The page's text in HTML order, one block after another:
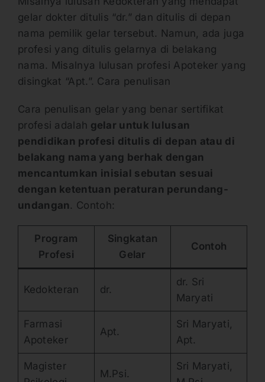
gelar dokter ditulis “dr.” dan ditulis di depan
nama pemilik gelar tersebut. Namun, ada juga
profesi yang ditulis gelarnya di belakang
nama. Misalnya lulusan profesi Apoteker yang
disingkat “Apt.”. Cara penulisan
Cara penulisan gelar yang benar sertifikat
profesi adalah gelar untuk lulusan
pendidikan profesi ditulis di depan atau di
belakang nama yang berhak dengan
mencantumkan inisial sebutan sesuai
dengan ketentuan peraturan perundang-
undangan . Contoh:
Program
Profesi
Singkatan
Gelar
Contoh
Kedokteran dr.
dr. Sri
Maryati
Farmasi
Apoteker
Apt.
Sri Maryati,
Apt.
Magister
M.Psi.
Sri Maryati,